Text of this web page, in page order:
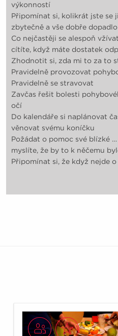
výkonností
Připomínat si, kolikrát jste se
zbytečně a vše dobře dopadlo
Co nejčastěji se alespoň
cítíte, když máte dostatek
Zhodnotit si, zda mi to za to
Pravidelně provozovat
Pravidelně se stravovat
Zavčas řešit bolesti
očí
Do kalendáře si naplánovat
věnovat svému koníčku
Požádat o pomoc své blízké
myslíte, že by to k něčemu
Připomínat si, že když nejde